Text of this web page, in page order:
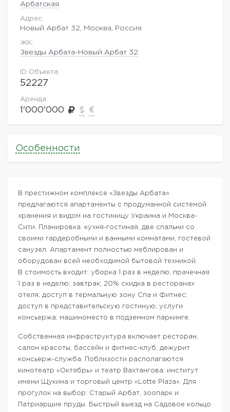
Арбатская
Адрес:
Новый Арбат 32, Москва, Россия
ЖK:
Звезды Арбата-Новый Арбат 32
ID Объекта:
52227
Аренда:
1'000'000
Особенности
В престижном комплексе «Звезды Арбата»
предлагаются апартаменты с продуманной системой
хранения и видом на гостиницу Украина и Москва-
Сити. Планировка: кухня-гостиная, две спальни со
своими гардеробными и ванными комнатами, гостевой
санузел. Апартамент полностью меблирован и
оборудован всей необходимой бытовой техникой.
В стоимость входит: уборка 1 раз в неделю; прачечная
1 раз в неделю; завтрак; 20% скидка в ресторанах
отеля; доступ в термальную зону Спа и Фитнес;
доступ в представительскую гостиную; услуги
консьержа; машиноместо в подземном паркинге.
Собственная инфраструктура включает ресторан,
салон красоты, бассейн и фитнес-клуб, дежурит
консьерж-служба. Поблизости располагаются
кинотеатр «Октябрь» и театр Вахтангова, институт
имени Щукина и торговый центр «Lotte Plaza». Для
прогулок на выбор: Старый Арбат, зоопарк и
Патриаршие пруды. Быстрый выезд на Садовое кольцо